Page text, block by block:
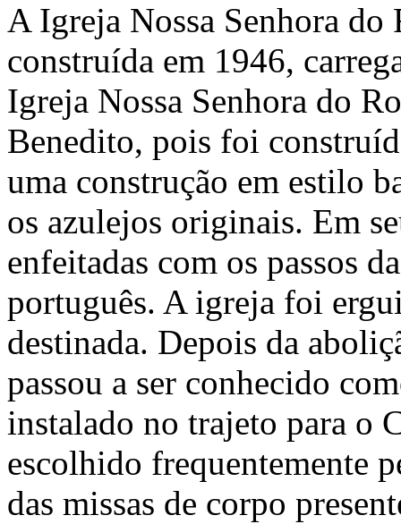
A Igreja Nossa Senhora
construída em 1946,
Igreja Nossa Senhora do
Benedito, pois foi
uma construção em estilo
os azulejos originais. Em
enfeitadas com os passos
português. A igreja foi
destinada. Depois da
passou a ser conhecido
instalado no trajeto para o
escolhido frequentemente
das missas de corpo